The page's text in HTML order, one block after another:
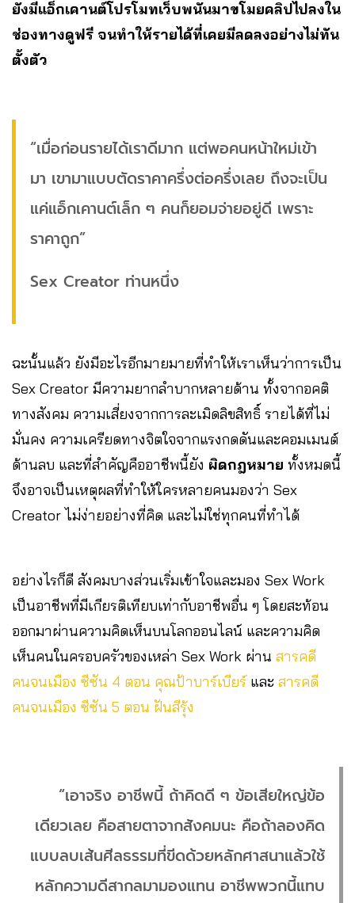
ยังมีแอ็กเคานต์โปรโมทเว็บพนันมาขโมยคลิปไปลงใน
ช่องทางดูฟรี จนทำให้รายได้ที่เคยมีลดลงอย่างไม่ทัน
ตั้งตัว
“เมื่อก่อนรายได้เราดีมาก แต่พอคนหน้าใหม่เข้า
มา เขามาแบบตัดราคาครึ่งต่อครึ่งเลย ถึงจะเป็น
แค่แอ็กเคานต์เล็ก ๆ คนก็ยอมจ่ายอยู่ดี เพราะ
ราคาถูก”
Sex Creator ท่านหนึ่ง
ฉะนั้นแล้ว ยังมีอะไรอีกมายมายที่ทำให้เราเห็นว่าการเป็น
Sex Creator มีความยากลำบากหลายด้าน ทั้งจากอคติ
ทางสังคม ความเสี่ยงจากการละเมิดลิขสิทธิ์ รายได้ที่ไม่
มั่นคง ความเครียดทางจิตใจจากแรงกดดันและคอมเมนต์
ด้านลบ และที่สำคัญคืออาชีพนี้ยัง ผิดกฎหมาย ทั้งหมดนี้
จึงอาจเป็นเหตุผลที่ทำให้ใครหลายคนมองว่า Sex
Creator ไม่ง่ายอย่างที่คิด และไม่ใช่ทุกคนที่ทำได้
อย่างไรก็ดี สังคมบางส่วนเริ่มเข้าใจและมอง Sex Work
เป็นอาชีพที่มีเกียรติเทียบเท่ากับอาชีพอื่น ๆ โดยสะท้อน
ออกมาผ่านความคิดเห็นบนโลกออนไลน์ และความคิด
เห็นคนในครอบครัวของเหล่า Sex Work ผ่าน สารคดี
คนจนเมือง ซีซัน 4 ตอน คุณป้าบาร์เบียร์และ สารคดี
คนจนเมือง ซีซัน 5 ตอน ฝันสีรุ้ง
“เอาจริง อาชีพนี้ ถ้าคิดดี ๆ ข้อเสียใหญ่ข้อ
เดียวเลย คือสายตาจากสังคมนะ คือถ้าลองคิด
แบบลบเส้นศีลธรรมที่ขีดด้วยหลักศาสนาแล้วใช้
หลักความดีสากลมามองแทน อาชีพพวกนี้แทบ